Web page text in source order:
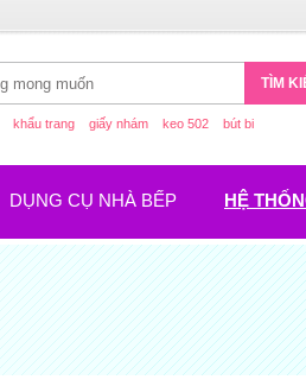
TÌM
khẩu trang giấy nhám keo 502 bút bi
DỤNG CỤ NHÀ BẾP HỆ